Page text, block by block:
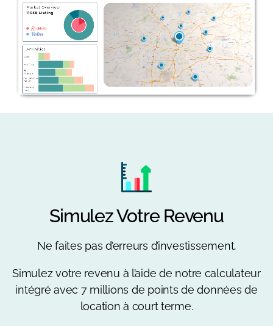
Simulez Votre Revenu
Ne faites pas d’erreurs d’investissement.
Simulez votre revenu à l’aide de notre calculateur
intégré avec 7 millions de points de données de
location à court terme.